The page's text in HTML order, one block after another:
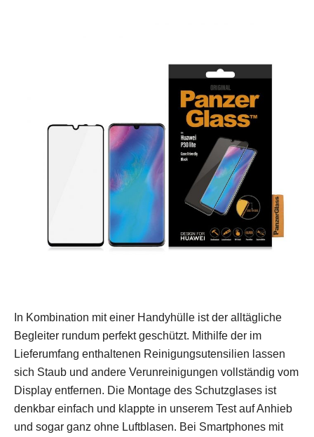
In Kombination mit einer Handyhülle ist der alltägliche
Begleiter rundum perfekt geschützt. Mithilfe der im
Lieferumfang enthaltenen Reinigungsutensilien lassen
sich Staub und andere Verunreinigungen vollständig vom
Display entfernen. Die Montage des Schutzglases ist
denkbar einfach und klappte in unserem Test auf Anhieb
und sogar ganz ohne Luftblasen. Bei Smartphones mit